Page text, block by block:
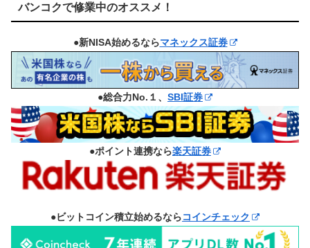
バンコクで修業中のオススメ！
●新NISA始めるならマネックス証券
●総合力No.１、 SBI証券
●ポイント連携なら楽天証券
●ビットコイン積立始めるならコインチェック